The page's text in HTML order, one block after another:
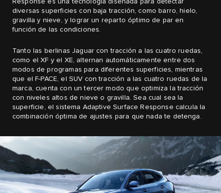
Response es una tecnología diseñada para detectar
diversas superficies con baja tracción, como barro, hielo,
gravilla y nieve, y lograr un reparto óptimo de par en
función de las condiciones.
Tanto las berlinas Jaguar con tracción a las cuatro ruedas,
como el XF y el XE, alternan automáticamente entre dos
modos de programas para diferentes superficies, mientras
que el F-PACE, el SUV con tracción a las cuatro ruedas de la
marca, cuenta con un tercer modo que optimiza la tracción
con niveles altos de nieve o gravilla. Sea cual sea la
superficie, el sistema Adaptive Surface Response calcula la
combinación óptima de ajustes para que nada te detenga.